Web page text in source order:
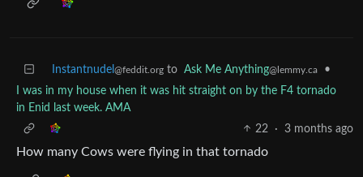
Instantnudel @feddit.org to Ask Me Anything@lemmy.ca
•
I was in my house when it was hit straight on by the F4 tornado
in Enid last week. AMA
22
· 3 months ago
How many Cows were flying in that tornado